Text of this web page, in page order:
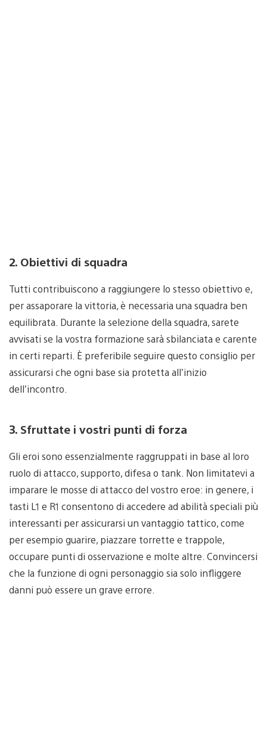
2. Obiettivi di squadra
Tutti contribuiscono a raggiungere lo stesso obiettivo e,
per assaporare la vittoria, è necessaria una squadra ben
equilibrata. Durante la selezione della squadra, sarete
avvisati se la vostra formazione sarà sbilanciata e carente
in certi reparti. È preferibile seguire questo consiglio per
assicurarsi che ogni base sia protetta all’inizio
dell’incontro.
3. Sfruttate i vostri punti di forza
Gli eroi sono essenzialmente raggruppati in base al loro
ruolo di attacco, supporto, difesa o tank. Non limitatevi a
imparare le mosse di attacco del vostro eroe: in genere, i
tasti L1 e R1 consentono di accedere ad abilità speciali più
interessanti per assicurarsi un vantaggio tattico, come
per esempio guarire, piazzare torrette e trappole,
occupare punti di osservazione e molte altre. Convincersi
che la funzione di ogni personaggio sia solo infliggere
danni può essere un grave errore.